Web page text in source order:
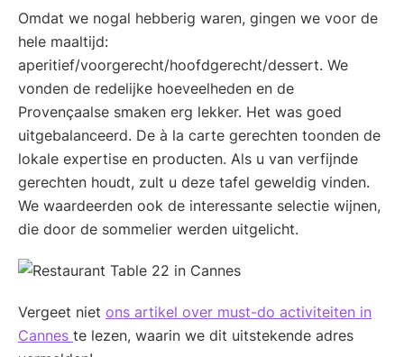
Omdat we nogal hebberig waren, gingen we voor de
hele maaltijd:
aperitief/voorgerecht/hoofdgerecht/dessert. We
vonden de redelijke hoeveelheden en de
Provençaalse smaken erg lekker. Het was goed
uitgebalanceerd. De à la carte gerechten toonden de
lokale expertise en producten. Als u van verfijnde
gerechten houdt, zult u deze tafel geweldig vinden.
We waardeerden ook de interessante selectie wijnen,
die door de sommelier werden uitgelicht.
Vergeet niet ons artikel over must-do activiteiten in
Cannes te lezen, waarin we dit uitstekende adres